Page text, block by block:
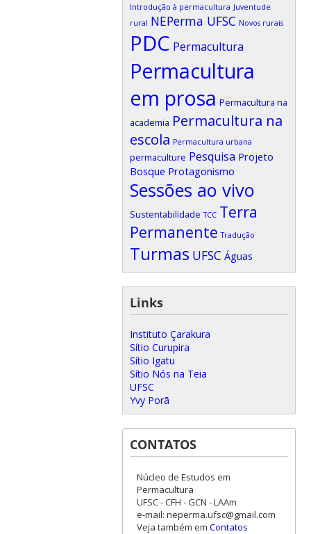
Introdução à permacultura Juventude
rural NEPerma UFSC Novos rurais
PDC Permacultura
Permacultura
em prosa Permacultura na
academia Permacultura na
escola Permacultura urbana
permaculture Pesquisa Projeto
Bosque Protagonismo
Sessões ao vivo
Sustentabilidade TCC Terra
Permanente Tradução
Turmas UFSC Águas
Links
Instituto Çarakura
Sítio Curupira
Sítio Igatu
Sítio Nós na Teia
UFSC
Yvy Porã
CONTATOS
Núcleo de Estudos em
Permacultura
UFSC - CFH - GCN - LAAm
e-mail: neperma.ufsc@gmail.com
Veja também em Contatos